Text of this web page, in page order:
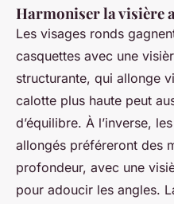
Harmoniser la visière
Les visages ronds
casquettes avec une
structurante, qui allonge
calotte plus haute peut
d’équilibre. À l’inverse,
allongés préféreront des
profondeur, avec une
pour adoucir les angles.